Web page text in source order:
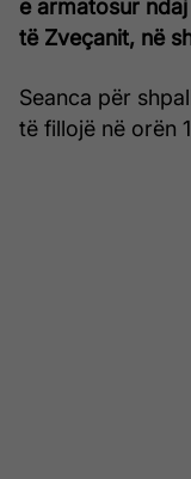
e armatosur
të Zveçanit, në
Seanca për
të fillojë në orën